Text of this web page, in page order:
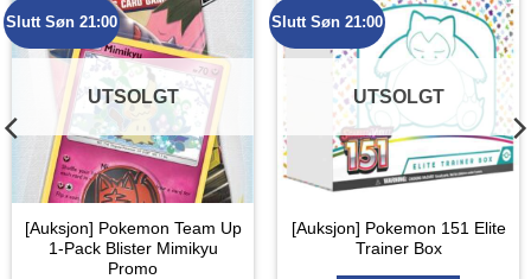
Slutt Søn 21:00
UTSOLGT
[Auksjon] Pokemon Team Up
1-Pack Blister Mimikyu
Promo
Slutt Søn 21:00
UTSOLGT
[Auksjon] Pokemon 151 Elite
Trainer Box